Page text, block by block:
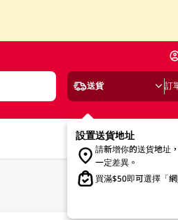
送貨 訂
設置送貨地址
請新增你的送貨地址
一定差異。
買滿$50即可選擇「